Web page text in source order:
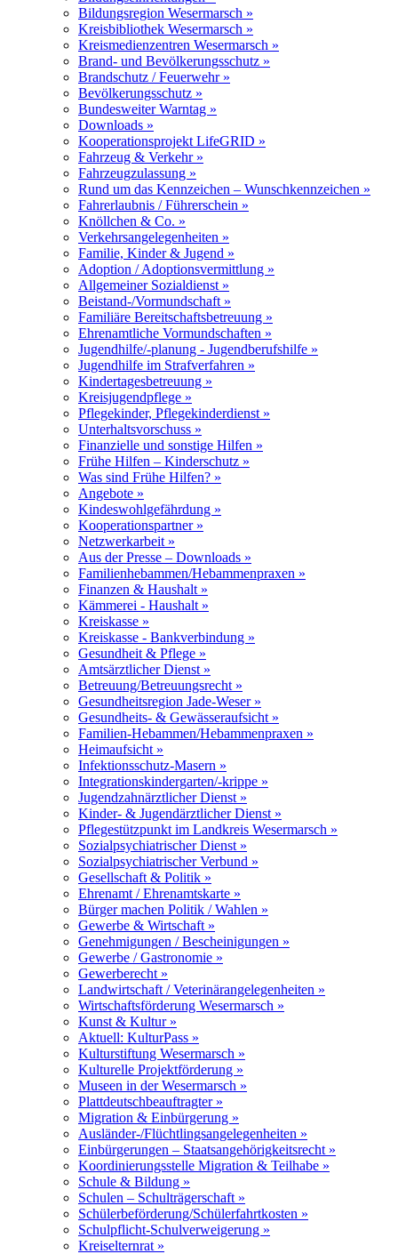
Bildungsregion Wesermarsch »
Kreisbibliothek Wesermarsch »
Kreismedienzentren Wesermarsch »
Brand- und Bevölkerungsschutz »
Brandschutz / Feuerwehr »
Bevölkerungsschutz »
Bundesweiter Warntag »
Downloads »
Kooperationsprojekt LifeGRID »
Fahrzeug & Verkehr »
Fahrzeugzulassung »
Rund um das Kennzeichen – Wunschkennzeichen »
Fahrerlaubnis / Führerschein »
Knöllchen & Co. »
Verkehrsangelegenheiten »
Familie, Kinder & Jugend »
Adoption / Adoptionsvermittlung »
Allgemeiner Sozialdienst »
Beistand-/Vormundschaft »
Familiäre Bereitschaftsbetreuung »
Ehrenamtliche Vormundschaften »
Jugendhilfe/-planung - Jugendberufshilfe »
Jugendhilfe im Strafverfahren »
Kindertagesbetreuung »
Kreisjugendpflege »
Pflegekinder, Pflegekinderdienst »
Unterhaltsvorschuss »
Finanzielle und sonstige Hilfen »
Frühe Hilfen – Kinderschutz »
Was sind Frühe Hilfen? »
Angebote »
Kindeswohlgefährdung »
Kooperationspartner »
Netzwerkarbeit »
Aus der Presse – Downloads »
Familienhebammen/Hebammenpraxen »
Finanzen & Haushalt »
Kämmerei - Haushalt »
Kreiskasse »
Kreiskasse - Bankverbindung »
Gesundheit & Pflege »
Amtsärztlicher Dienst »
Betreuung/Betreuungsrecht »
Gesundheitsregion Jade-Weser »
Gesundheits- & Gewässeraufsicht »
Familien-Hebammen/Hebammenpraxen »
Heimaufsicht »
Infektionsschutz-Masern »
Integrationskindergarten/-krippe »
Jugendzahnärztlicher Dienst »
Kinder- & Jugendärztlicher Dienst »
Pflegestützpunkt im Landkreis Wesermarsch »
Sozialpsychiatrischer Dienst »
Sozialpsychiatrischer Verbund »
Gesellschaft & Politik »
Ehrenamt / Ehrenamtskarte »
Bürger machen Politik / Wahlen »
Gewerbe & Wirtschaft »
Genehmigungen / Bescheinigungen »
Gewerbe / Gastronomie »
Gewerberecht »
Landwirtschaft / Veterinärangelegenheiten »
Wirtschaftsförderung Wesermarsch »
Kunst & Kultur »
Aktuell: KulturPass »
Kulturstiftung Wesermarsch »
Kulturelle Projektförderung »
Museen in der Wesermarsch »
Plattdeutschbeauftragter »
Migration & Einbürgerung »
Ausländer-/Flüchtlingsangelegenheiten »
Einbürgerungen – Staatsangehörigkeitsrecht »
Koordinierungsstelle Migration & Teilhabe »
Schule & Bildung »
Schulen – Schulträgerschaft »
Schülerbeförderung/Schülerfahrtkosten »
Schulpflicht-Schulverweigerung »
Kreiselternrat »